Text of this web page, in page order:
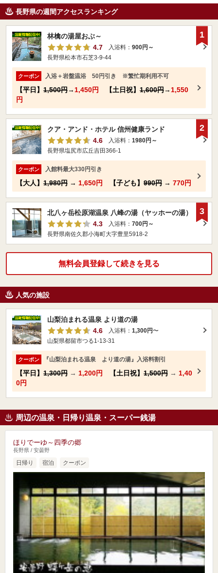
長野県の週間アクセスランキング
林檎の湯屋おぶ～
4.7
入浴料： 900円～
長野県松本市石芝3-9-44
クーポン 入浴＋岩盤温浴 50円引き ※繁忙期利用不可
【平日】 1,500円→ 1,450円 【土日祝】 1,600円→ 1,550
円
1
クア・アンド・ホテル 信州健康ランド
4.6
入浴料： 1980円～
長野県塩尻市広丘吉田366-1
クーポン 入館料最大330円引き
【大人】 1,980円 → 1,650円 【子ども】 990円 → 770円
2
北八ヶ岳松原湖温泉 八峰の湯（ヤッホーの湯）
4.3
入浴料： 700円～
長野県南佐久郡小海町大字豊里5918-2
3
無料会員登録して続きを見る
人気の施設
山梨泊まれる温泉 より道の湯
4.6
入浴料： 1,300円〜
山梨県都留市つる1-13-31
クーポン 『山梨泊まれる温泉 より道の湯』入浴料割引
【平日】 1,300円 → 1,200円 【土日祝】 1,500円 → 1,40
0円
周辺の温泉・日帰り温泉・スーパー銭湯
ほりでーゆ～四季の郷
長野県 / 安曇野
日帰り 宿泊 クーポン